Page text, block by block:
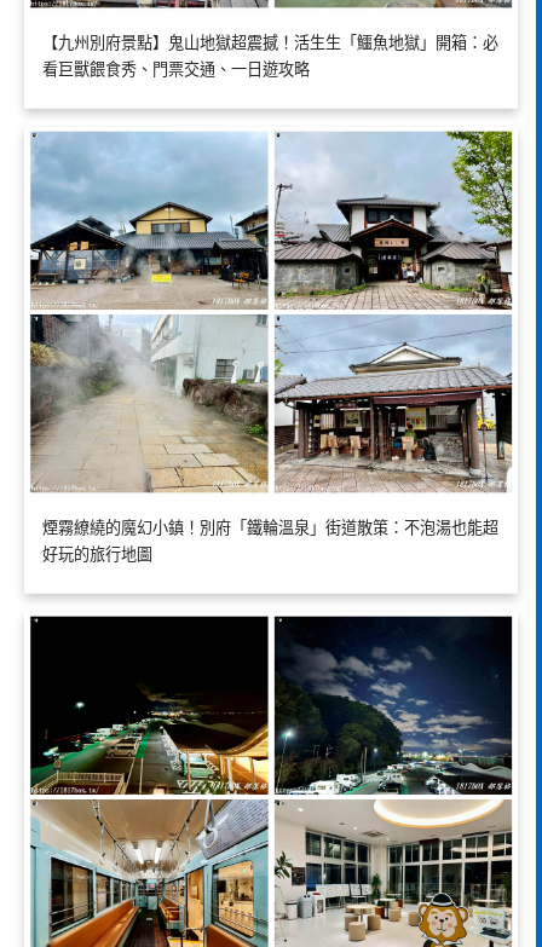
【九州別府景點】鬼山地獄超震撼！活生生「鱷魚地獄」開箱：必
看巨獸餵食秀、門票交通、一日遊攻略
煙霧繚繞的魔幻小鎮！別府「鐵輪溫泉」街道散策：不泡湯也能超
好玩的旅行地圖